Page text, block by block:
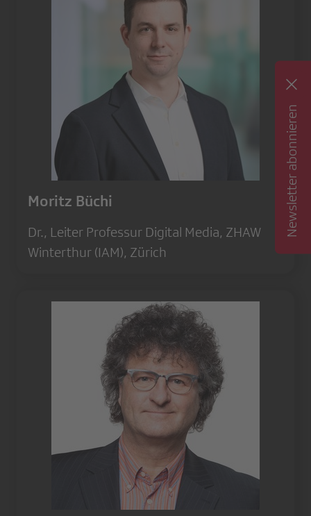
Moritz Büchi
Dr., Leiter Professur Digital Media, ZHAW
Winterthur (IAM), Zürich
Newsletter abonnieren